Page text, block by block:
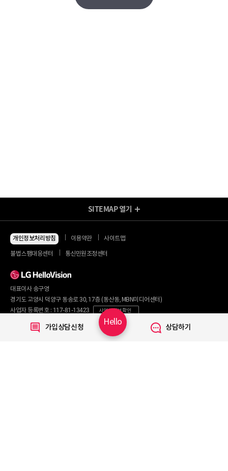
Hello
가입상담신청 상담하기
지금 최저가
인터넷+TV
인터넷 요금제
TV 요금제
인터넷
요금제
인터넷+모바일
왜 헬로비전일까요?
직영몰 단독 혜택
기획전/이벤트
SITEMAP 열기
개인정보처리방침 이용약관 사이트맵
불법스팸대응센터 통신민원조정센터
대표이사 송구영
경기도 고양시 덕양구 동송로 30, 17층 (동산동, MBN미디어센터)
사업자 등록번호 : 117-81-13423
사업자 정보 확인
통신판매번호 : 2017-서울마포구-0254
개인정보보호 책임자 : 문영식